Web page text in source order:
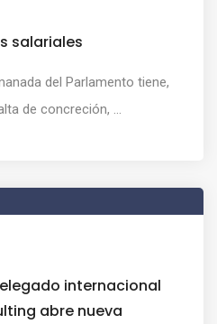
salariales
del Parlamento tiene,
de concreción, ...
internacional
abre nueva